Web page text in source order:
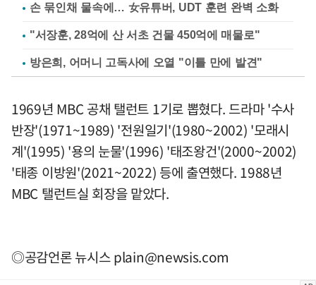
손 묶인채 물속에… 女유튜버, UDT 훈련 완벽 소화
"서장훈, 28억에 산 서초 건물 450억에 매물로"
방은희, 어머니 고독사에 오열 "이틀 만에 발견"
1969년 MBC 공채 탤런트 1기로 뽑혔다. 드라마 '수사
반장'(1971~1989) '전원일기'(1980~2002) '모래시
계'(1995) '용의 눈물'(1996) '태조왕건'(2000~2002)
'태종 이방원'(2021~2022) 등에 출연했다. 1988년
MBC 탤런트실 회장을 맡았다.
◎공감언론 뉴시스plain@newsis.com